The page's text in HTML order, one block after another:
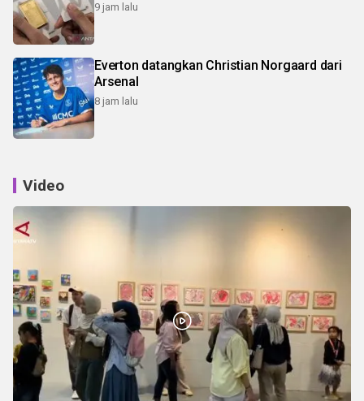
9 jam lalu
Everton datangkan Christian Norgaard dari
Arsenal
8 jam lalu
Video